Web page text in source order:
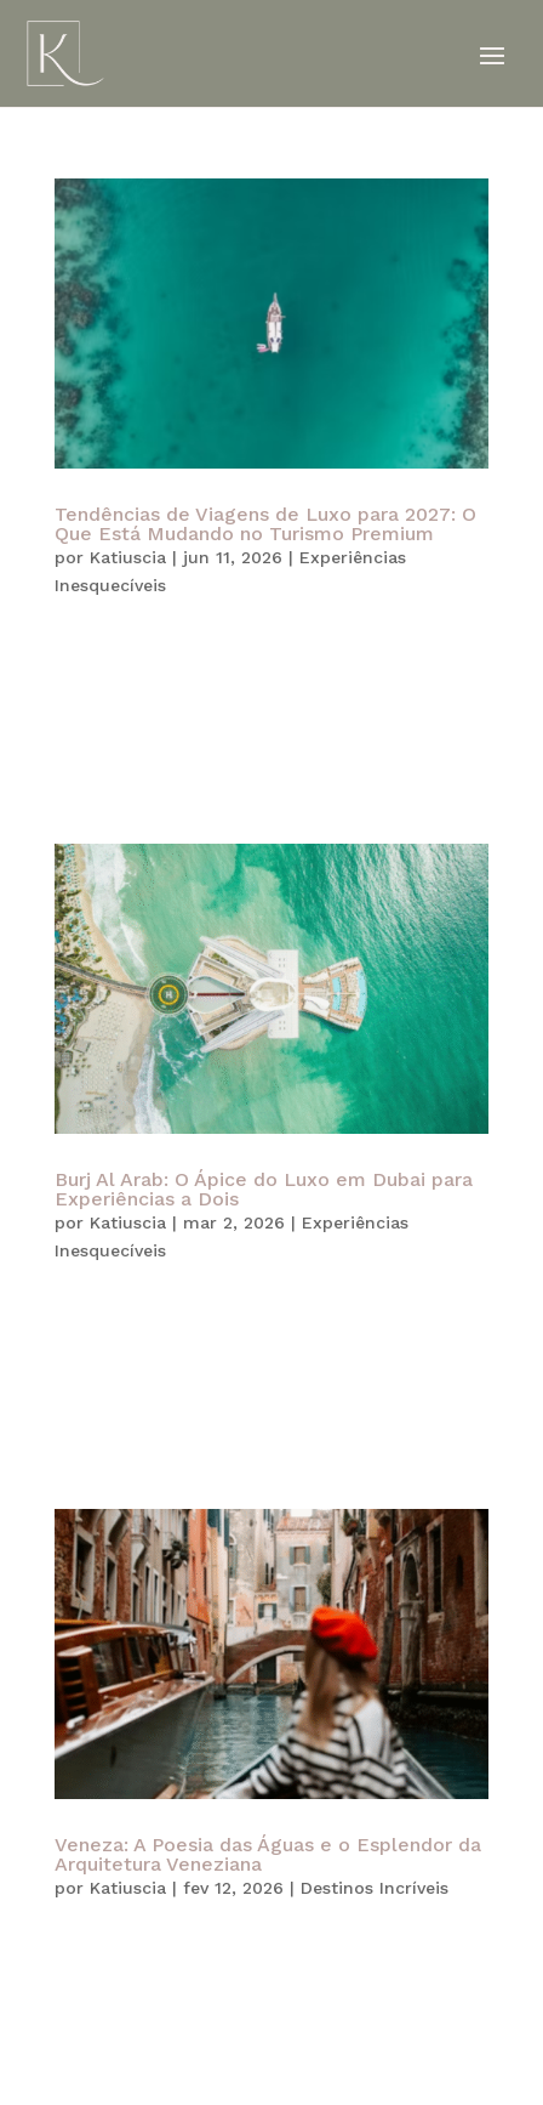
Tendências de Viagens de Luxo para 2027: O
Que Está Mudando no Turismo Premium
por Katiuscia| jun 11, 2026 | Experiências
Inesquecíveis
Burj Al Arab: O Ápice do Luxo em Dubai para
Experiências a Dois
por Katiuscia| mar 2, 2026 | Experiências
Inesquecíveis
Veneza: A Poesia das Águas e o Esplendor da
Arquitetura Veneziana
por Katiuscia| fev 12, 2026 | Destinos Incríveis